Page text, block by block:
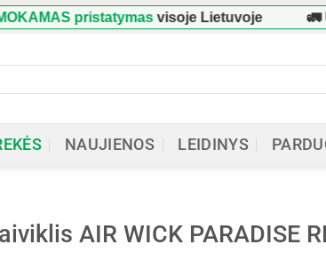
pristatymasvisoje Lietuvoje 🚛
NAUJIENOS LEIDINYS
AIR WICK PARADISE